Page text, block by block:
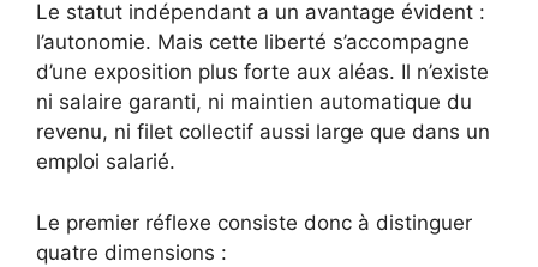
Le statut indépendant a un avantage évident :
l’autonomie. Mais cette liberté s’accompagne
d’une exposition plus forte aux aléas. Il n’existe
ni salaire garanti, ni maintien automatique du
revenu, ni filet collectif aussi large que dans un
emploi salarié.
Le premier réflexe consiste donc à distinguer
quatre dimensions :